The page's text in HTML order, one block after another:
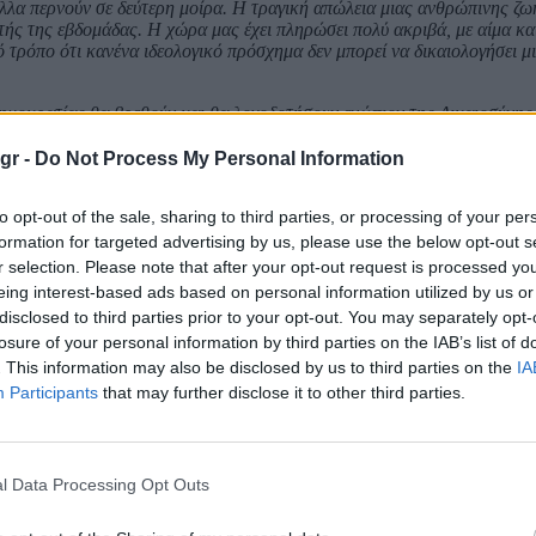
- Do Not Process My Personal Information
opt-out of the sale, sharing to third parties, or processing of your
for targeted advertising by us, please use the below opt-out
selection. Please note that after your opt-out request is processed
interest-based ads based on personal information utilized by us
to third parties prior to your opt-out. You may separately
of your personal information by third parties on the IAB’s list of
This information may also be disclosed by us to third parties on the
Participants that may further disclose it to other third parties.
Data Processing Opt Outs
περνούν σε δεύτερη μοίρα. Η τραγική απώλεια μιας ανθρώπινης
της εβδομάδας. Η χώρα μας έχει πληρώσει πολύ ακριβά, με αίμα
ότι κανένα ιδεολογικό πρόσχημα δεν μπορεί να δικαιολογήσει
θα βρεθούν και θα λογοδοτήσουν ενώπιον της
ανομία και να επιβάλουμε τον νόμο παντού, ενοχλεί κάποιους.
γυρίσει η χώρα στα χρόνια του διχασμού. Όπως εξαρθρώθηκε η 17
που παριστάνουν τους επαναστάτες.
Πρέπει όλοι μας, κόμματα και πολιτικοί, να αναλογιστούμε τις
τον αντίπαλο σαν εχθρό που πρέπει να εξοντωθεί, τότε
στα χρόνια της κρίσης και δεν πρέπει να το επιτρέψουμε ξανά.
Διότι η μνήμη είναι ο καθημερινός αγώνας που πρέπει να
Αυτό έχει ιδιαίτερη σημασία ειδικά σήμερα που
να μας βγάλει εκτός ευρώ. Οι δυνάμεις που το προκάλεσαν «δεν
πολιτικές αντιλήψεις και χωρίς ειλικρινή μεταμέλεια να
αρνούνται να διδαχθούν από τα λάθη του παρελθόντος.
συνεχίσω αυτήν την ανασκόπηση σαν να πρόκειται για μια